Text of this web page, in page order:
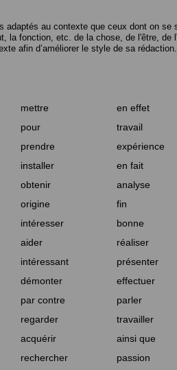
adaptés au contexte que ceux dont on
la fonction, etc. de la chose, de l'être, de
afin d’améliorer le style de sa rédaction.
mettre en effet
pour travail
prendre expérience
installer en fait
obtenir analyse
origine fin
intéresser bonne
aider réaliser
intéressant présenter
démonter effectuer
par contre parler
regarder travailler
acquérir ainsi que
rechercher passion